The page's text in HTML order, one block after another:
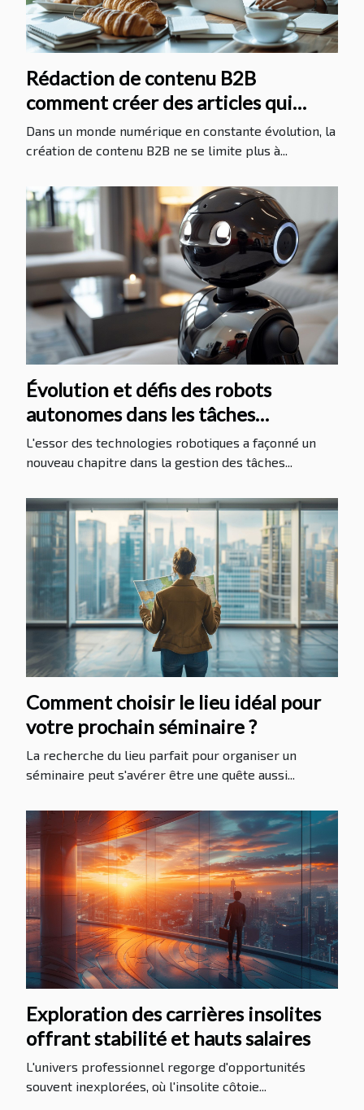
Rédaction de contenu B2B
comment créer des articles qui
convertissent les visiteurs en
clients
Dans un monde numérique en constante évolution, la
création de contenu B2B ne se limite plus à...
Évolution et défis des robots
autonomes dans les tâches
domestiques
L'essor des technologies robotiques a façonné un
nouveau chapitre dans la gestion des tâches...
Comment choisir le lieu idéal pour
votre prochain séminaire ?
La recherche du lieu parfait pour organiser un
séminaire peut s'avérer être une quête aussi...
Exploration des carrières insolites
offrant stabilité et hauts salaires
L'univers professionnel regorge d'opportunités
souvent inexplorées, où l'insolite côtoie...